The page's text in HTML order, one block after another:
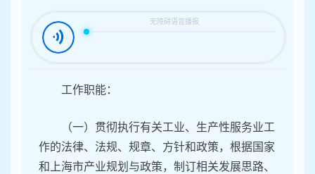
工作职能：
（一）贯彻执行有关工业、生产性服务业工
作的法律、法规、规章、方针和政策，根据国家
和上海市产业规划与政策，制订相关发展思路、